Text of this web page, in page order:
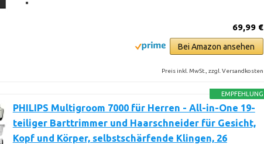
69,99 €
Bei Amazon ansehen
Preis inkl. MwSt., zzgl. Versandkosten
EMPFEHLUNG
PHILIPS Multigroom 7000 für Herren - All-in-One 19-
teiliger Barttrimmer und Haarschneider für Gesicht,
Kopf und Körper, selbstschärfende Klingen, 26